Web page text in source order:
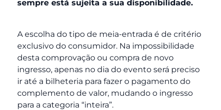
sempre está sujeita a sua disponibilidade.
A escolha do tipo de meia-entrada é de critério
exclusivo do consumidor. Na impossibilidade
desta comprovação ou compra de novo
ingresso, apenas no dia do evento será preciso
ir até a bilheteria para fazer o pagamento do
complemento de valor, mudando o ingresso
para a categoria “inteira”.